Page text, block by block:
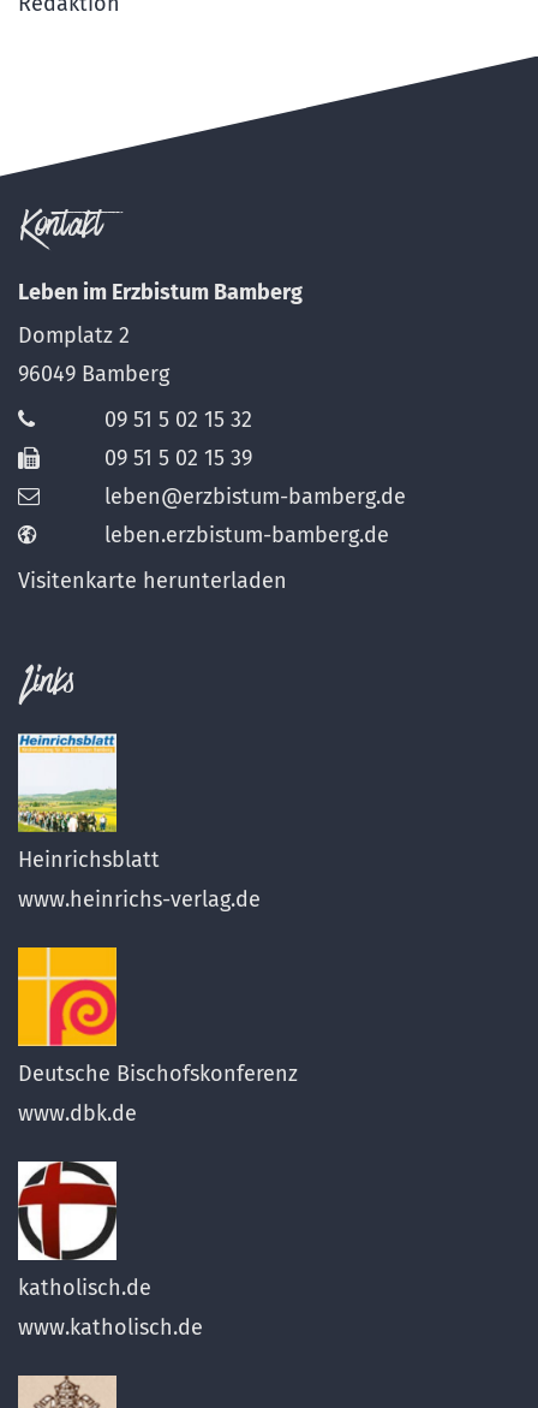
Kontakt
Leben im Erzbistum Bamberg
Domplatz 2
96049 Bamberg
09 51 5 02 15 32
09 51 5 02 15 39
leben@erzbistum-bamberg.de
leben.erzbistum-bamberg.de
Visitenkarte herunterladen
Links
Heinrichsblatt
www.heinrichs-verlag.de
Deutsche Bischofskonferenz
www.dbk.de
katholisch.de
www.katholisch.de